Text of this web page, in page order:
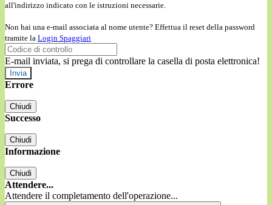
all'indirizzo indicato con le istruzioni necessarie.
Non hai una e-mail associata al nome utente? Effettua il reset della password
tramite la Login Spaggiari
E-mail inviata, si prega di controllare la casella di posta elettronica!
Errore
Chiudi
Successo
Chiudi
Informazione
Chiudi
Attendere...
Attendere il completamento dell'operazione...